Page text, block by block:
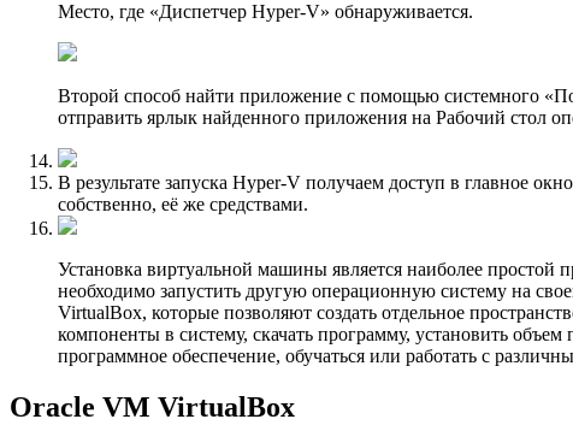
Место, где «Диспетчер Hyper-V» обнаpуживается.
Второй способ найти приложение с помощью системного
отправить ярлык найденного приложения на Рабочий стол
В результате запуска Hyper-V получаем доступ в главное
собственно, её же средствами.
Установка виртуальной машины является наиболее простой
необходимо запустить другую операционную систему на
VirtualBox, которые позволяют создать отдельное
компоненты в систему, скачать программу, установить
программное обеспечение, обучаться или работать с
Oracle VM VirtualBox